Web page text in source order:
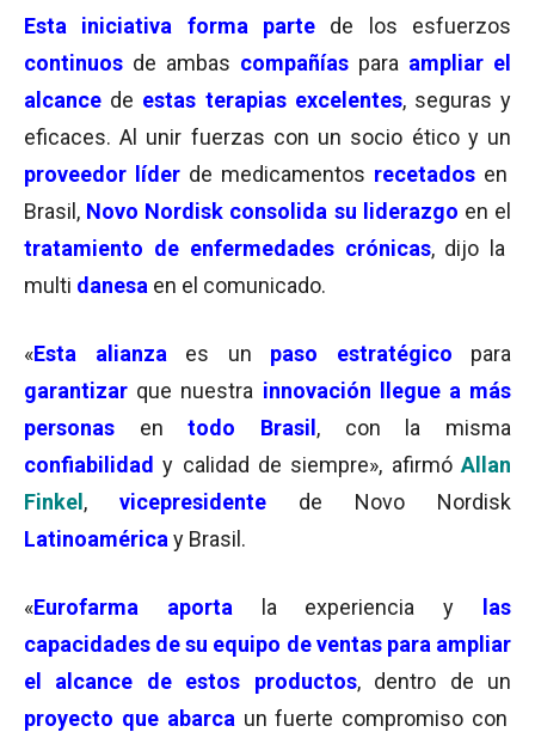
Esta iniciativa forma parte
de los esfuerzos
continuos de ambas compañías para ampliar el
alcance de estas terapias excelentes, seguras y
eficaces. Al unir fuerzas con un socio ético y un
proveedor líder de medicamentos recetados en
Brasil, Novo Nordisk consolida su liderazgo en el
tratamiento de enfermedades crónicas, dijo la
multi danesa en el comunicado.
«Esta alianza es un paso estratégico para
garantizar que nuestra innovación llegue a más
personas
en todo Brasil , con la misma
confiabilidad y calidad de siempre», afirmóAllan
Finkel , vicepresidente
de Novo Nordisk
Latinoamérica y Brasil.
«Eurofarma aporta la experiencia y
las
capacidades de su equipo de ventas para ampliar
el alcance de estos productos, dentro de un
proyecto que abarca un fuerte compromiso con